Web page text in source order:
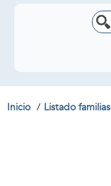
Inicio Listado familias